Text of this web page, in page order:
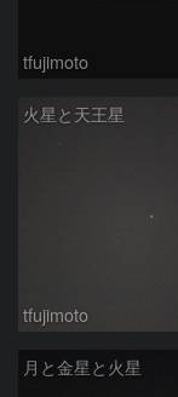
tfujimoto
火星と天王星
tfujimoto
月と金星と火星